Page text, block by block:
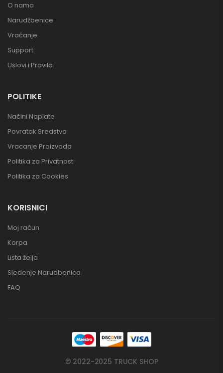
O nama
Narudžbenice
Vraćanje
Support
Uslovi i Pravila
POLITIKE
Načini Naplate
Povratak Sredstva
Vracanje Proizvoda
Politika za Privatnost
Politika za Cookies
KORISNICI
Moj račun
Korpa
Lista želja
Sledenje Narudbenica
FAQ
© 2022-2025 TRUCK SHOP